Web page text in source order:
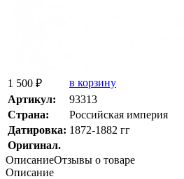
1 500 ₽
в корзину
Артикул:
93313
Страна:
Росcийская империя
Датировка: 1872-1882 гг
Оригинал.
ОписаниеОтзывы о товаре
Описание